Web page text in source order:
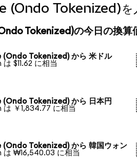
(Ondo Tokenized)を人
Tokenized)の今日の換算
(Ondo Tokenized) から 米ドル
は $11.62 に相当
(Ondo Tokenized) から 日本円
は ￥1,834.77 に相当
(Ondo Tokenized) から 韓国ウォン
は ₩16,540.03 に相当